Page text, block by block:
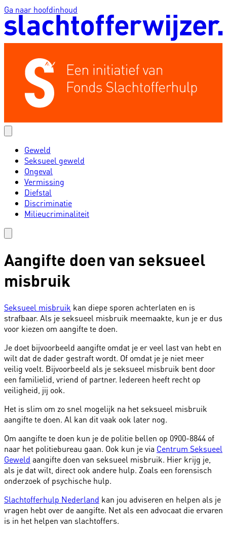
Ga naar hoofdinhoud
Geweld
Seksueel geweld
Ongeval
Vermissing
Diefstal
Discriminatie
Milieucriminaliteit
Aangifte doen van seksueel
misbruik
Seksueel misbruik kan diepe sporen achterlaten en is
strafbaar. Als je seksueel misbruik meemaakte, kun je er dus
voor kiezen om aangifte te doen.
Je doet bijvoorbeeld aangifte omdat je er veel last van hebt en
wilt dat de dader gestraft wordt. Of omdat je je niet meer
veilig voelt. Bijvoorbeeld als je seksueel misbruik bent door
een familielid, vriend of partner. Iedereen heeft recht op
veiligheid, jij ook.
Het is slim om zo snel mogelijk na het seksueel misbruik
aangifte te doen. Al kan dit vaak ook later nog.
Om aangifte te doen kun je de politie bellen op 0900-8844 of
naar het politiebureau gaan. Ook kun je via Centrum Seksueel
Geweld aangifte doen van seksueel misbruik. Hier krijg je,
als je dat wilt, direct ook andere hulp. Zoals een forensisch
onderzoek of psychische hulp.
Slachtofferhulp Nederland kan jou adviseren en helpen als je
vragen hebt over de aangifte. Net als een advocaat die ervaren
is in het helpen van slachtoffers.